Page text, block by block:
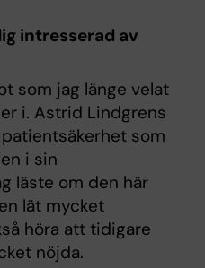
intresserad av
som jag länge velat
i. Astrid Lindgrens
som
i sin
läste om den här
lät mycket
höra att tidigare
nöjda.